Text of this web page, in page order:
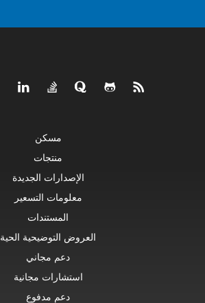
مسكن
منتجات
الإصدارات الجديدة
معلومات التسعير
المستندات
العروض التوضيحية الحية
دعم مجاني
استشارات مجانية
دعم مدفوع